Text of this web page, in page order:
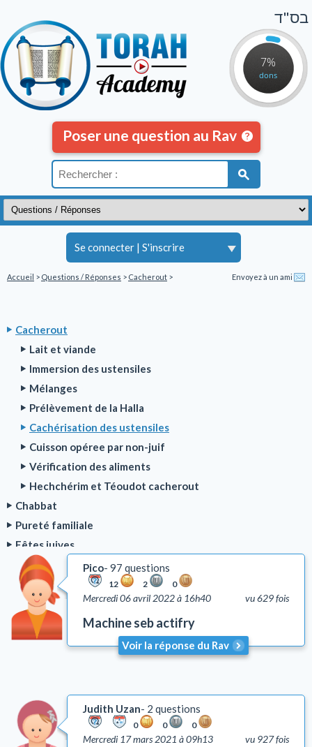
7%
dons
Se connecter | S'inscrire
בס"ד
Poser une question au Rav
Accueil > Questions / Réponses > Cacherout > Envoyez à un ami
Cacherout
Lait et viande
Immersion des ustensiles
Mélanges
Prélèvement de la Halla
Cachérisation des ustensiles
Cuisson opéree par non-juif
Vérification des aliments
Hechchérim et Téoudot cacherout
Chabbat
Pureté familiale
Fêtes juives
Bénédictions
Rituel de la prière
Deuil
Talith et Téfilines
Mézouza
Emouna (foi en D.)
Chalom Baït
Education
Pico 97 questions
12 2 0
vu 629 fois
Mercredi 06 avril 2022 à 16h40
Machine seb actifry
Voir la réponse du Rav
Judith Uzan 2 questions
0 0 0
vu 927 fois
Mercredi 17 mars 2021 à 09h13